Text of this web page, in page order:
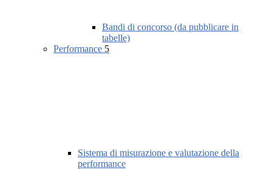
Bandi di concorso (da pubblicare in
tabelle)
Performance 5
Sistema di misurazione e valutazione della
performance